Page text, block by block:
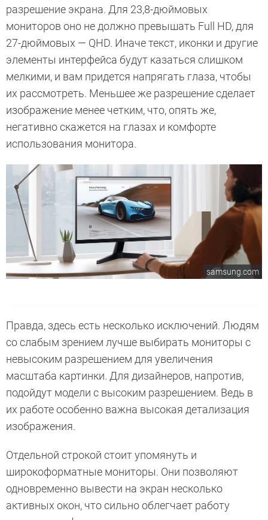
разрешение экрана. Для 23,8-дюймовых
мониторов оно не должно превышать Full HD, для
27-дюймовых — QHD. Иначе текст, иконки и другие
элементы интерфейса будут казаться слишком
мелкими, и вам придется напрягать глаза, чтобы
их рассмотреть. Меньшее же разрешение сделает
изображение менее четким, что, опять же,
негативно скажется на глазах и комфорте
использования монитора.
samsung.com
Правда, здесь есть несколько исключений. Людям
со слабым зрением лучше выбирать мониторы с
невысоким разрешением для увеличения
масштаба картинки. Для дизайнеров, напротив,
подойдут модели с высоким разрешением. Ведь в
их работе особенно важна высокая детализация
изображения.
Отдельной строкой стоит упомянуть и
широкоформатные мониторы. Они позволяют
одновременно вывести на экран несколько
активных окон, что сильно облегчает работу